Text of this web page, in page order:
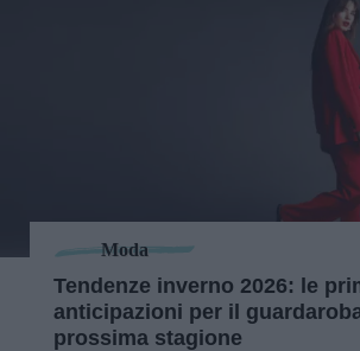
Moda
Tendenze inverno 2026: le
anticipazioni per il
prossima stagione